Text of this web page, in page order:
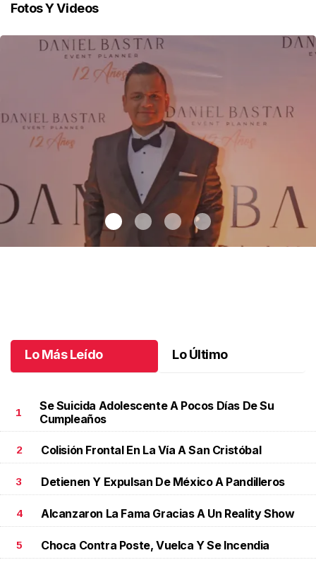
Fotos Y Videos
Lo Más Leído Lo Último
1
Se Suicida Adolescente A Pocos Días De Su
Cumpleaños
2 Colisión Frontal En La Vía A San Cristóbal
3 Detienen Y Expulsan De México A Pandilleros
4 Alcanzaron La Fama Gracias A Un Reality Show
5 Choca Contra Poste, Vuelca Y Se Incendia